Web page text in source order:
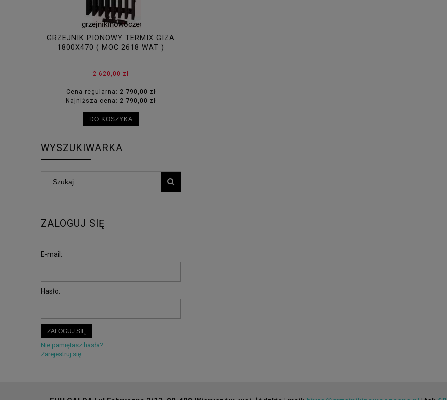
GRZEJNIK PIONOWY TERMIX GIZA
1800X470 ( MOC 2618 WAT )
2 620,00 zł
Cena regularna:2 790,00 zł
Najniższa cena: 2 790,00 zł
DO KOSZYKA
WYSZUKIWARKA
ZALOGUJ SIĘ
E-mail:
Hasło:
ZALOGUJ SIĘ
Nie pamiętasz hasła?
Zarejestruj się